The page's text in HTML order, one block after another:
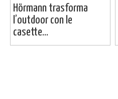
Hörmann trasforma
l’outdoor con le
casette...